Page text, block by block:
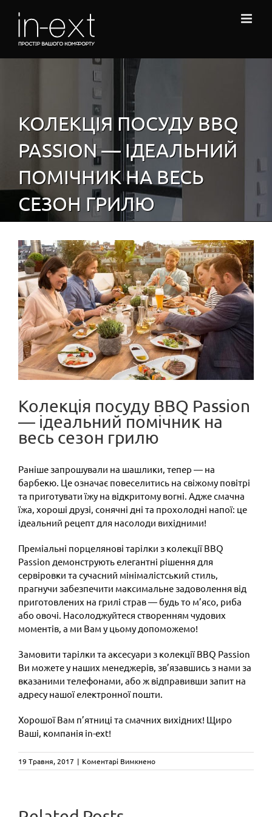
КОЛЕКЦІЯ ПОСУДУ BBQ
PASSION — ІДЕАЛЬНИЙ
ПОМІЧНИК НА ВЕСЬ
СЕЗОН ГРИЛЮ
View
Larger
Image
Колекція посуду BBQ Passion
— ідеальний помічник на
весь сезон грилю
Раніше запрошували на шашлики, тепер — на
барбекю. Це означає повеселитись на свіжому повітрі
та приготувати їжу на відкритому вогні. Адже смачна
їжа, хороші друзі, сонячні дні та прохолодні напої: це
ідеальний рецепт для насолоди вихідними!
Преміальні порцелянові тарілки з колекції BBQ
Passion демонструють елегантні рішення для
сервіровки та сучасний мінімалістський стиль,
прагнучи забезпечити максимальне задоволення від
приготовлених на грилі страв — будь то м’ясо, риба
або овочі. Насолоджуйтеся створенням чудових
моментів, а ми Вам у цьому допоможемо!
Замовити тарілки та аксесуари з колекції BBQ Passion
Ви можете у наших менеджерів, зв’язавшись з нами за
вказаними телефонами, або ж відправивши запит на
адресу нашої електронної пошти.
Хорошої Вам п’ятниці та смачних вихідних! Щиро
Ваші, компанія in-ext!
19 Травня, 2017 | Коментарі Вимкненодо
Колекція